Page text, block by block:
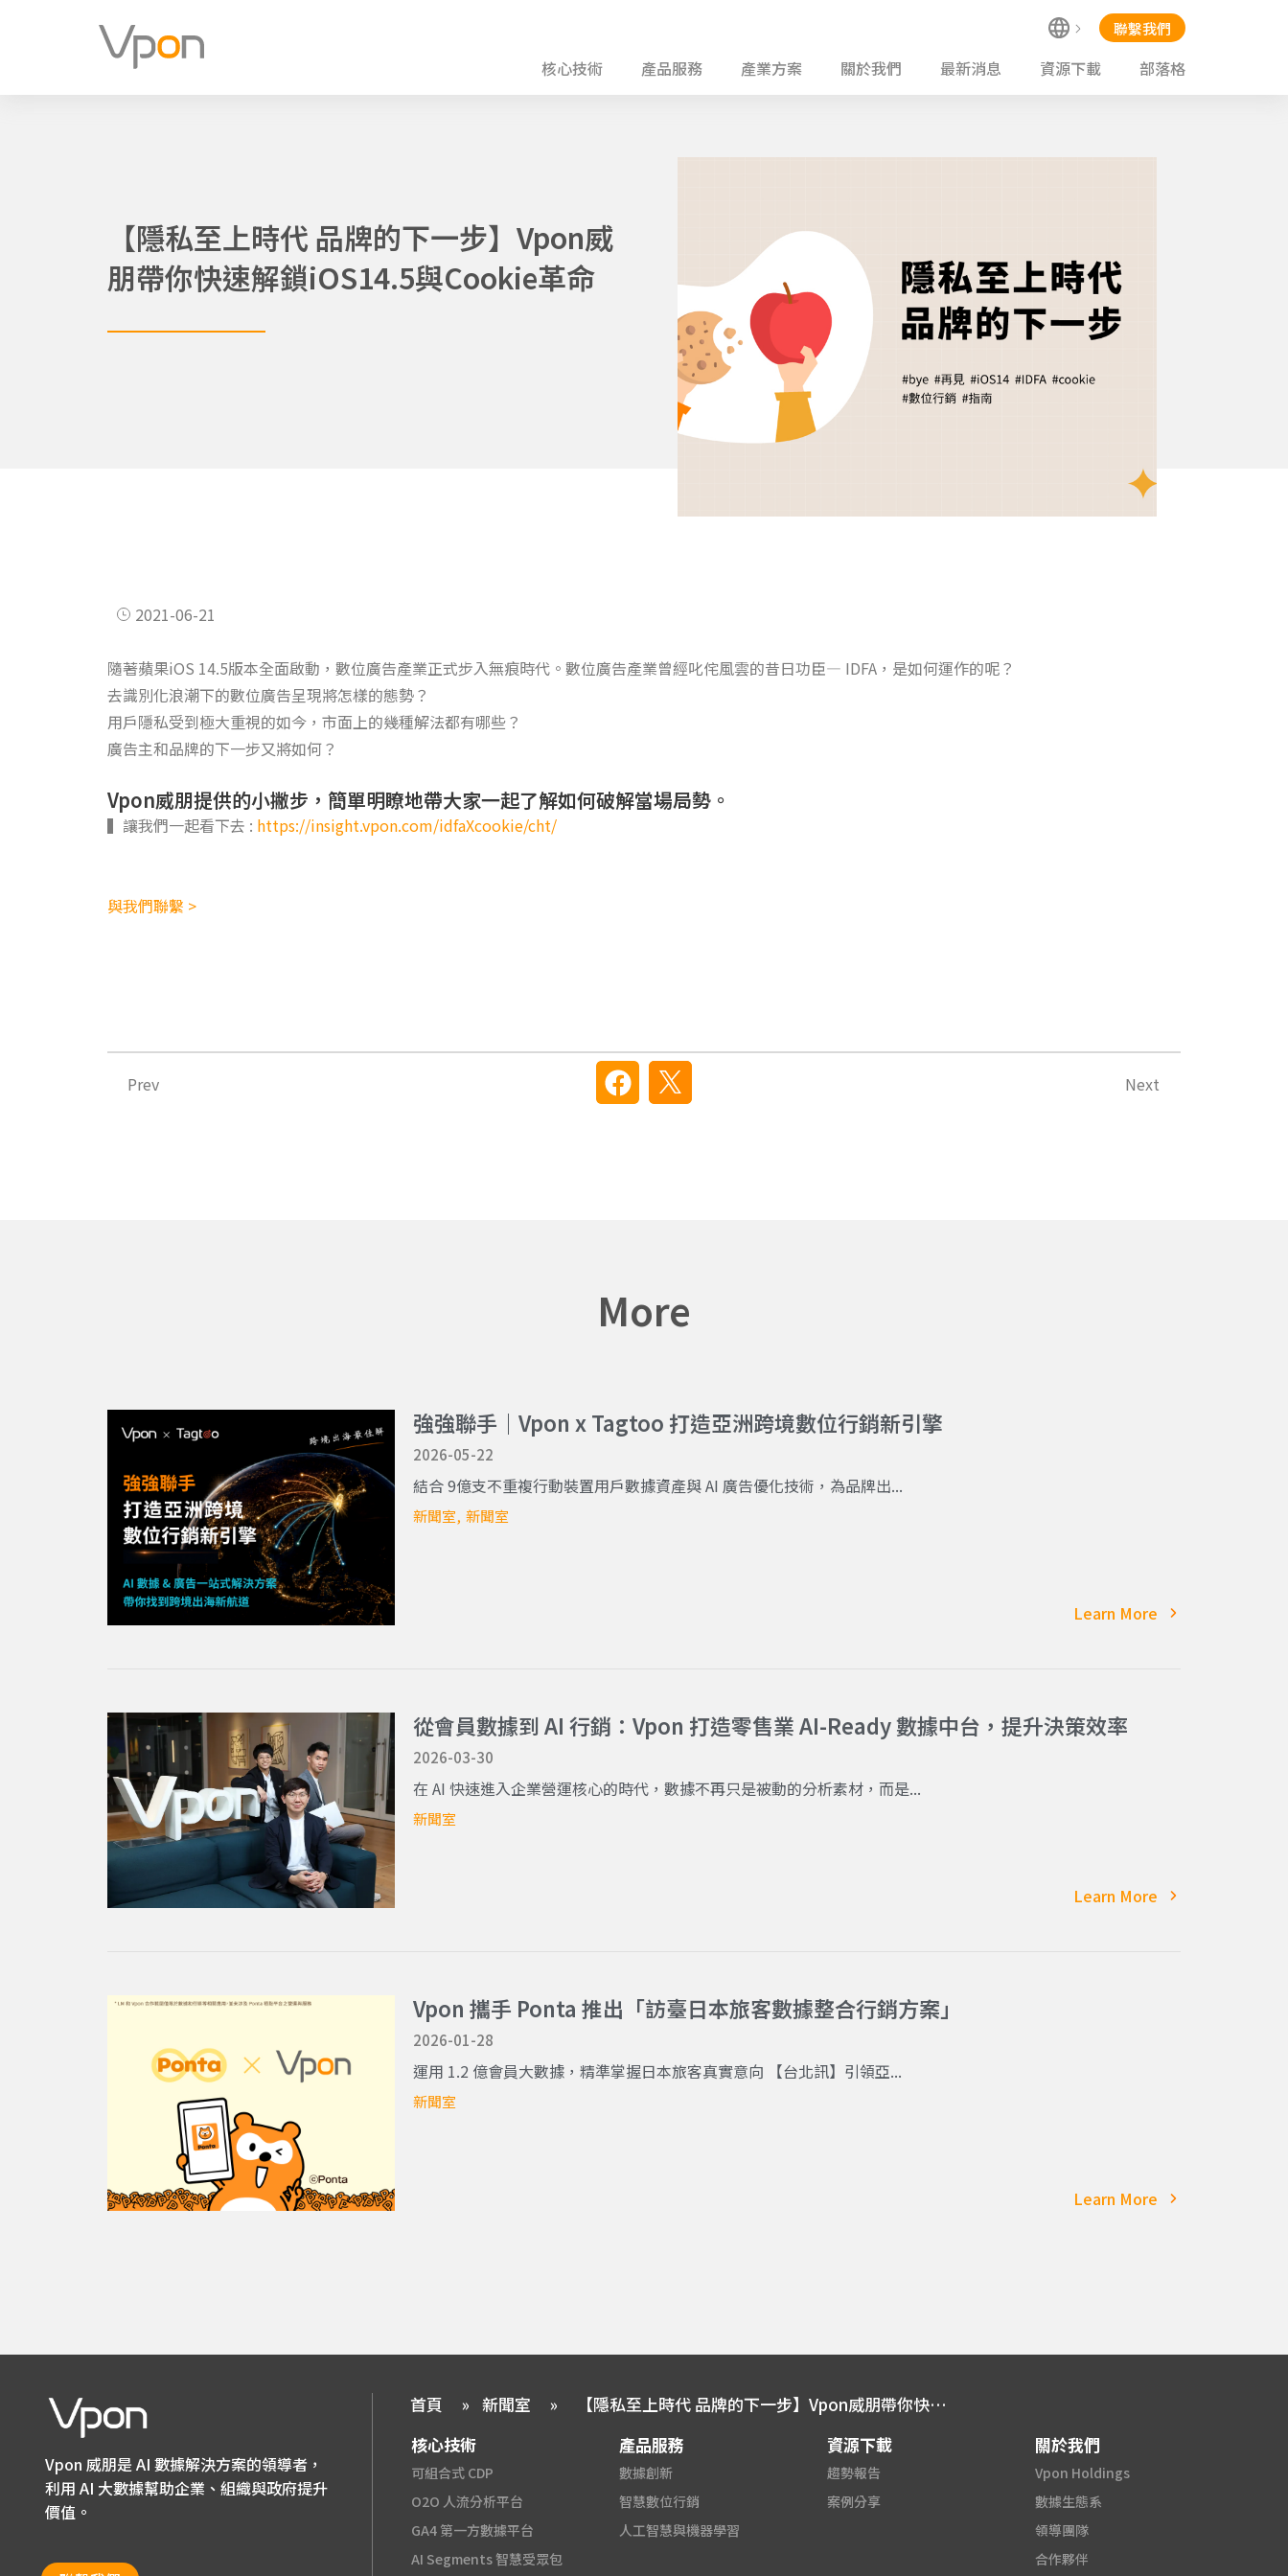
聯繫我們
核心技術 產品服務 產業方案 關於我們 最新消息 資源下載 部落格
【隱私至上時代 品牌的下一步】Vpon威
朋帶你快速解鎖iOS14.5與Cookie革命
2021-06-21
隨著蘋果iOS 14.5版本全面啟動，數位廣告產業正式步入無痕時代。數位廣告產業曾經叱侘風雲的昔日功臣— IDFA，是如何運作的呢？
去識別化浪潮下的數位廣告呈現將怎樣的態勢？
用戶隱私受到極大重視的如今，市面上的幾種解法都有哪些？
廣告主和品牌的下一步又將如何？
Vpon威朋提供的小撇步，簡單明瞭地帶大家一起了解如何破解當場局勢。
▍讓我們一起看下去 : https://insight.vpon.com/idfaXcookie/cht/
與我們聯繫 >
Prev Next
More
強強聯手｜Vpon x Tagtoo 打造亞洲跨境數位行銷新引擎
2026-05-22
結合 9億支不重複行動裝置用戶數據資產與 AI 廣告優化技術，為品牌出...
新聞室 新聞室
Learn More
從會員數據到 AI 行銷：Vpon 打造零售業 AI-Ready 數據中台，提升決策效率
2026-03-30
在 AI 快速進入企業營運核心的時代，數據不再只是被動的分析素材，而是...
新聞室
Learn More
Vpon 攜手 Ponta 推出「訪臺日本旅客數據整合行銷方案」
2026-01-28
運用 1.2 億會員大數據，精準掌握日本旅客真實意向 【台北訊】引領亞...
新聞室
Learn More
Vpon 威朋是 AI 數據解決方案的領導者，
利用 AI 大數據幫助企業、組織與政府提升
價值。
首頁 » 新聞室 »
【隱私至上時代 品牌的下一步】Vpon威朋帶你快速解鎖iOS14.5與Cookie革命
核心技術
可組合式 CDP
O2O 人流分析平台
GA4 第一方數據平台
AI Segments 智慧受眾包
產品服務
數據創新
智慧數位行銷
人工智慧與機器學習
資源下載
趨勢報告
案例分享
關於我們
Vpon Holdings
數據生態系
領導團隊
合作夥伴